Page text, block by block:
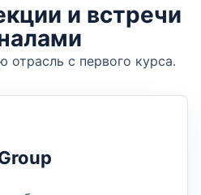
и встречи
отрасль с первого курса.